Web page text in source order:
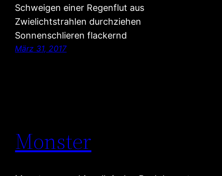
Schweigen einer Regenflut aus
Zwielichtstrahlen durchziehen
Sonnenschlieren flackernd
März 31, 2017
Monster